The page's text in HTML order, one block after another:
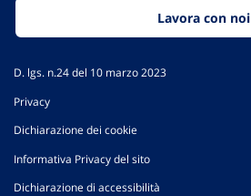
Lavora con noi
D. lgs. n.24 del 10 marzo 2023
Privacy
Dichiarazione dei cookie
Informativa Privacy del sito
Dichiarazione di accessibilità